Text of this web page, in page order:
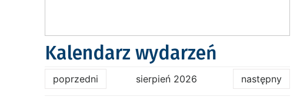
Kalendarz wydarzeń
poprzedni sierpień 2026 następny